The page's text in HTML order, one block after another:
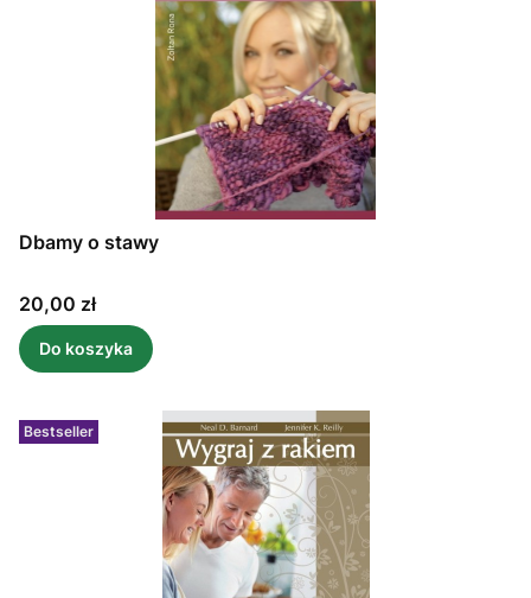
Dbamy o stawy
Cena
20,00 zł
Do koszyka
Bestseller